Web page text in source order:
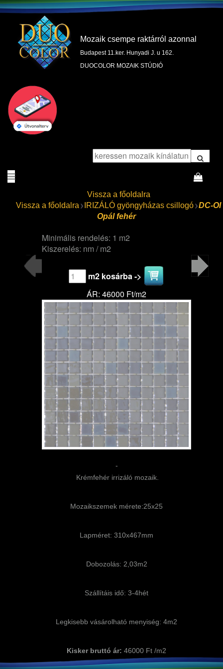
Mozaik csempe raktárról azonnal
Budapest 11.ker. Hunyadi J. u 162.
DUOCOLOR MOZAIK STÚDIÓ
Vissza a főoldalra
Vissza a főoldalra
IRIZÁLÓ gyöngyházas csillogó DC-OI
Opál fehér
Minimális rendelés: 1 m2
Kiszerelés: nm / m2
m2 kosárba ->
ÁR: 46000 Ft/m2
-
Krémfehér irrizáló mozaik.
Mozaikszemek mérete:25x25
Lapméret: 310x467mm
Dobozolás: 2,03m2
Szállítáis idő: 3-4hét
Legkisebb vásárolható menyiség: 4m2
Kisker bruttó ár: 46000 Ft /m2